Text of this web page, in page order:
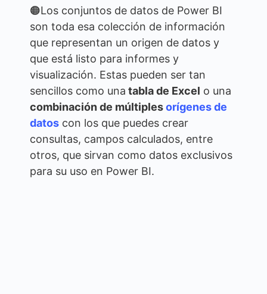
🟠Los conjuntos de datos de Power BI
son toda esa colección de información
que representan un origen de datos y
que está listo para informes y
visualización. Estas pueden ser tan
sencillos como una tabla de Excel o una
combinación de múltiplesorígenes de
datos con los que puedes crear
consultas, campos calculados, entre
otros, que sirvan como datos exclusivos
para su uso en Power BI.